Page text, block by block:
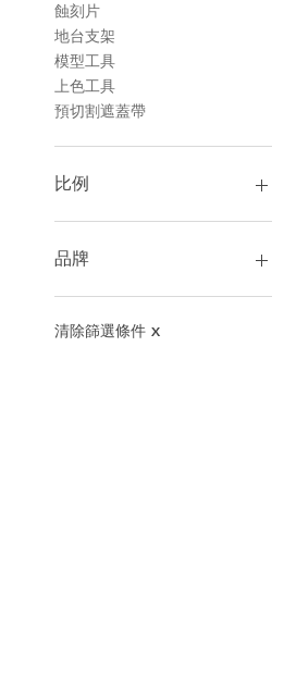
蝕刻片
地台支架
模型工具
上色工具
預切割遮蓋帶
比例
1/35
1/48
1/60
1/72
品牌
萬代
財喵喵
清除篩選條件 X